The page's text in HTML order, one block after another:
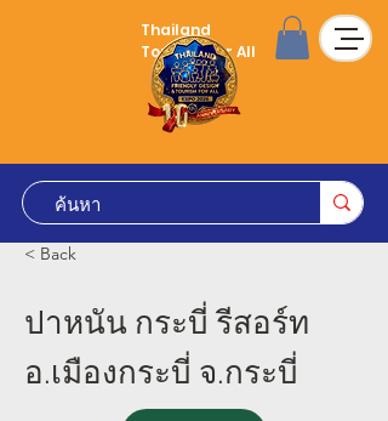
Thailand
Tourism for All
< Back
ปาหนัน กระบี่ รีสอร์ท
อ.เมืองกระบี่ จ.กระบี่